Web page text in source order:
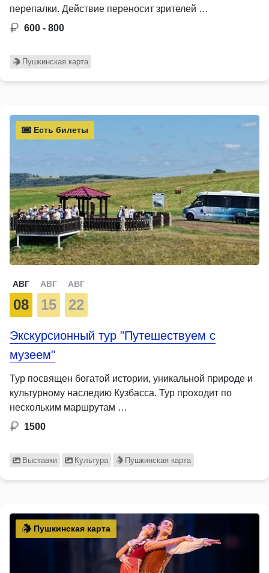
перепалки. Действие переносит зрителей …
600 - 800
Пушкинская карта
Есть билеты
АВГ
08
АВГ
15
АВГ
22
Экскурсионный тур "Путешествуем с
музеем"
Тур посвящен богатой истории, уникальной природе и
культурному наследию Кузбасса. Тур проходит по
нескольким маршрутам …
1500
Выставки Культура Пушкинская карта
Пушкинская карта